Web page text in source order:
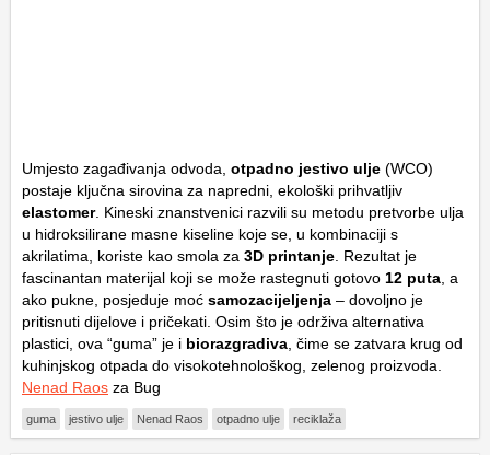
Umjesto zagađivanja odvoda, otpadno jestivo ulje (WCO)
postaje ključna sirovina za napredni, ekološki prihvatljiv
elastomer. Kineski znanstvenici razvili su metodu pretvorbe ulja
u hidroksilirane masne kiseline koje se, u kombinaciji s
akrilatima, koriste kao smola za 3D printanje . Rezultat je
fascinantan materijal koji se može rastegnuti gotovo 12 puta , a
ako pukne, posjeduje moć samozacijeljenja – dovoljno je
pritisnuti dijelove i pričekati. Osim što je održiva alternativa
plastici, ova “guma” je i biorazgradiva , čime se zatvara krug od
kuhinjskog otpada do visokotehnološkog, zelenog proizvoda.
Nenad Raos za Bug
guma jestivo ulje Nenad Raos otpadno ulje reciklaža